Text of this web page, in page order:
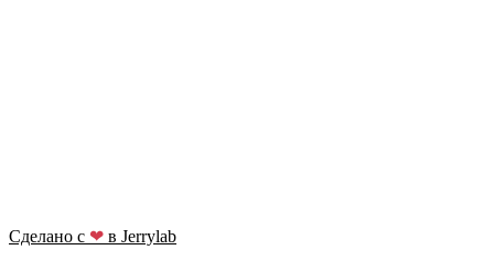
Сделано с ❤ в Jerrylab